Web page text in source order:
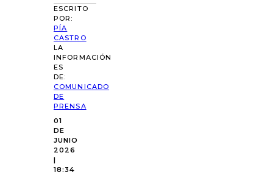
ESCRITO
POR:
PÍA
CASTRO
LA
INFORMACIÓN
ES
DE:
COMUNICADO
DE
PRENSA
01
DE
JUNIO
2026
|
18:34